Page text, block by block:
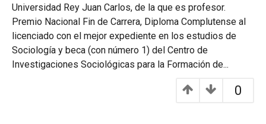
Universidad Rey Juan Carlos, de la que es profesor.
Premio Nacional Fin de Carrera, Diploma Complutense al
licenciado con el mejor expediente en los estudios de
Sociología y beca (con número 1) del Centro de
Investigaciones Sociológicas para la Formación de...
0